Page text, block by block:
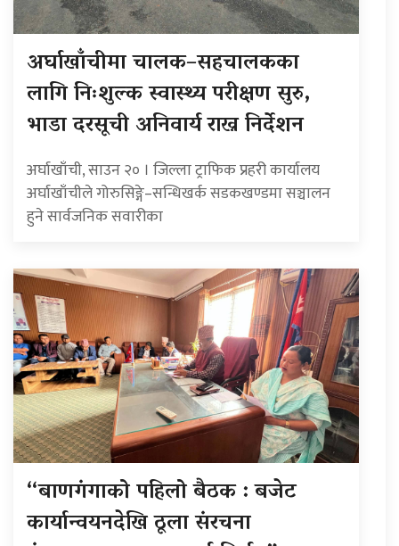
अर्घाखाँचीमा चालक–सहचालकका
लागि निःशुल्क स्वास्थ्य परीक्षण सुरु,
भाडा दरसूची अनिवार्य राख्न निर्देशन
अर्घाखाँची, साउन २० । जिल्ला ट्राफिक प्रहरी कार्यालय
अर्घाखाँचीले गोरुसिङ्गे–सन्धिखर्क सडकखण्डमा सञ्चालन
हुने सार्वजनिक सवारीका
“बाणगंगाको पहिलो बैठक : बजेट
कार्यान्वयनदेखि ठूला संरचना